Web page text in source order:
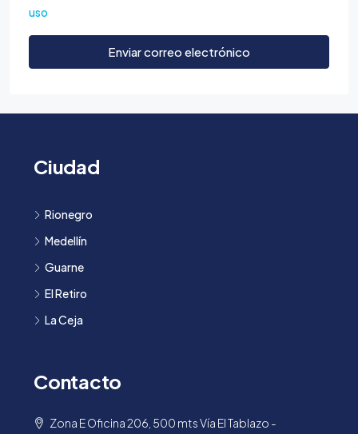
uso
Enviar correo electrónico
Ciudad
Rionegro
Medellín
Guarne
El Retiro
La Ceja
Contacto
Zona E Oficina 206, 500 mts Vía El Tablazo -